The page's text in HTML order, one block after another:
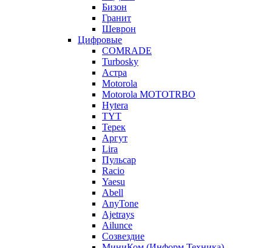
Бизон
Гранит
Шеврон
Цифровые
COMRADE
Turbosky
Астра
Motorola
Motorola MOTOTRBO
Hytera
TYT
Терек
Аргут
Lira
Пульсар
Racio
Yaesu
Abell
AnyTone
Ajetrays
Ailunce
Созвездие